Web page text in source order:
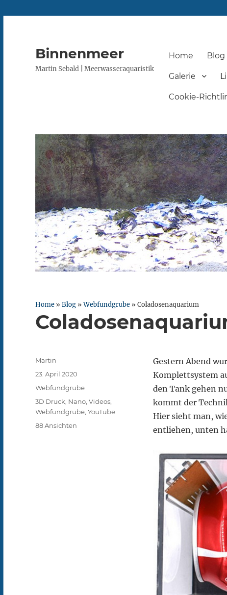
Binnenmeer
Martin Sebald | Meerwasseraquaristik
Home Blog
Galerie
Cookie-
Home » Blog »Webfundgrube » Coladosenaquarium
Gestern Abend
Komplettsystem
den Tank gehen
kommt der
Hier sieht man,
entliehen, unten
Autor
Martin
Veröffentlicht
23. April 2020
Kategorien
Webfundgrube
Schlagwörter
3D Druck Nano Videos
Webfundgrube YouTube
88 Ansichten